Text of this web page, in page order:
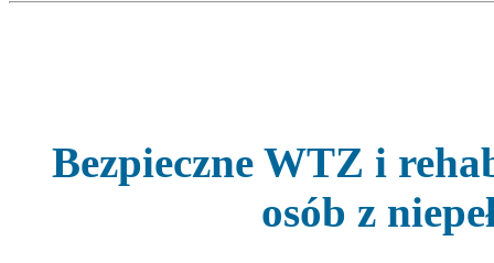
Bezpieczne WTZ i
osób z